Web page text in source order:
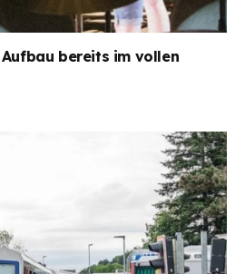
Aufbau bereits im vollen